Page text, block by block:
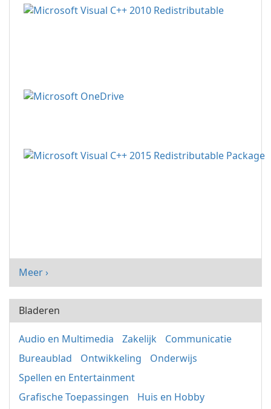
Meer ›
Bladeren
Audio en Multimedia Zakelijk
Communicatie
Bureaublad
Ontwikkeling
Onderwijs
Spellen en Entertainment
Grafische Toepassingen
Huis en Hobby